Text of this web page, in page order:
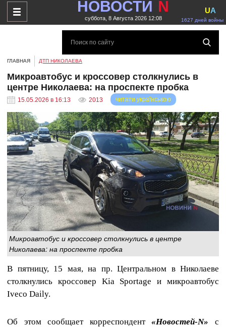
НОВОСТИ N
суббота, 8 Августа 2026 12:08 1627 дней войны
UA
ГЛАВНАЯ ДТП НИКОЛАЕВА
Микроавтобус и кроссовер столкнулись в
центре Николаева: на проспекте пробка
15.05.2026 в 16:13 2013 читати українською
Микроавтобус и кроссовер столкнулись в центре
Николаева: на проспекте пробка
В пятницу, 15 мая, на пр. Центральном в Николаеве
столкнулись кроссовер Kia Sportage и микроавтобус
Iveco Daily.
Об этом сообщает корреспондент«Новостей-N» с